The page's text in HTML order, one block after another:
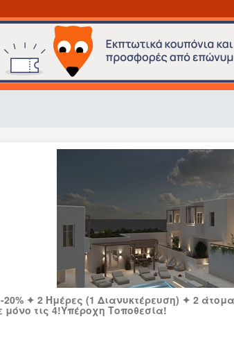
✦ 2 Ημέρες (1 Διανυκτέρευση) ✦ 2
μόνο τις 4!Υπέροχη Τοποθεσία!